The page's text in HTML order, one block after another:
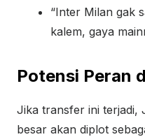
“Inter Milan gak
kalem, gaya
Potensi Peran
Jika transfer ini terjadi,
besar akan diplot